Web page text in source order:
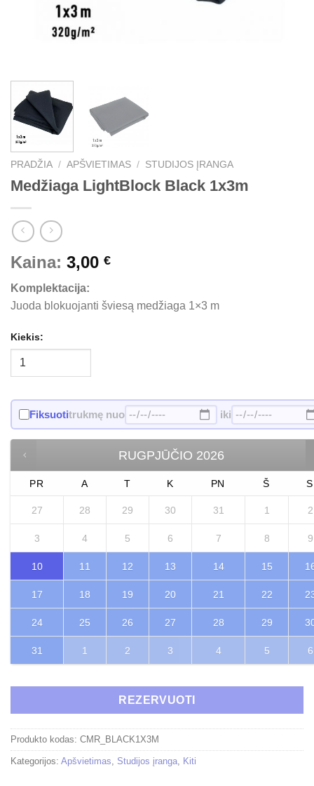
PRADŽIA / APŠVIETIMAS / STUDIJOS ĮRANGA
Medžiaga LightBlock Black 1x3m
Kaina: 3,00 €
Komplektacija:
Juoda blokuojanti šviesą medžiaga 1×3 m
Kiekis:
Fiksuotitrukmę nuo iki
RUGPJŪČIO 2026
PR A T K PN Š S
27 28 29 30 31 1 2
3 4 5 6 7 8 9
10 11 12 13 14 15
17 18 19 20 21 22
24 25 26 27 28 29
31 1 2 3 4 5 6
REZERVUOTI
Produkto kodas: CMR_BLACK1X3M
Kategorijos: Apšvietimas Studijos įranga Kiti